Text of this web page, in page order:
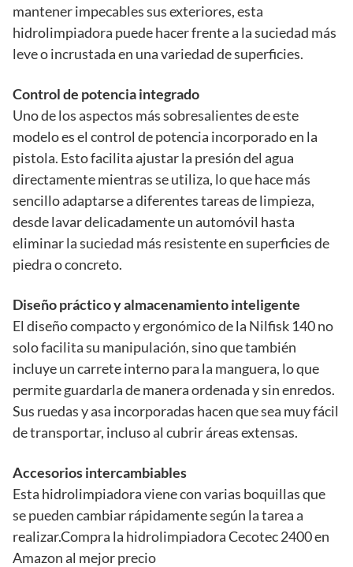
mantener impecables sus exteriores, esta
hidrolimpiadora puede hacer frente a la suciedad más
leve o incrustada en una variedad de superficies.
Control de potencia integrado
Uno de los aspectos más sobresalientes de este
modelo es el control de potencia incorporado en la
pistola. Esto facilita ajustar la presión del agua
directamente mientras se utiliza, lo que hace más
sencillo adaptarse a diferentes tareas de limpieza,
desde lavar delicadamente un automóvil hasta
eliminar la suciedad más resistente en superficies de
piedra o concreto.
Diseño práctico y almacenamiento inteligente
El diseño compacto y ergonómico de la Nilfisk 140 no
solo facilita su manipulación, sino que también
incluye un carrete interno para la manguera, lo que
permite guardarla de manera ordenada y sin enredos.
Sus ruedas y asa incorporadas hacen que sea muy fácil
de transportar, incluso al cubrir áreas extensas.
Accesorios intercambiables
Esta hidrolimpiadora viene con varias boquillas que
se pueden cambiar rápidamente según la tarea a
realizar.Compra la hidrolimpiadora Cecotec 2400 en
Amazon al mejor precio